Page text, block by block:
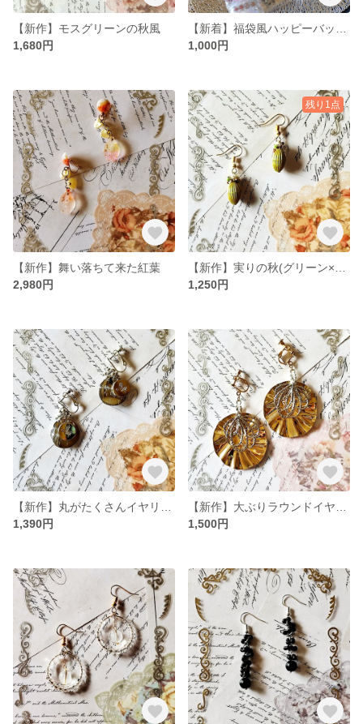
【新作】モスグリーンの秋風
1,680円
1,000円
【新作】舞い落ちて来た紅葉
2,980円
残り1点
1,250円
1,390円
1,500円